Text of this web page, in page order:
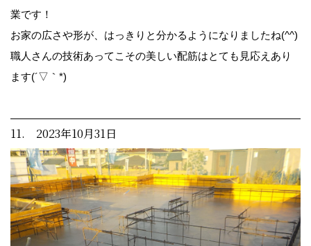
業です！
お家の広さや形が、はっきりと分かるようになりましたね(^^)
職人さんの技術あってこその美しい配筋はとても見応えあり
ます(´▽｀*)
11. 2023年10月31日